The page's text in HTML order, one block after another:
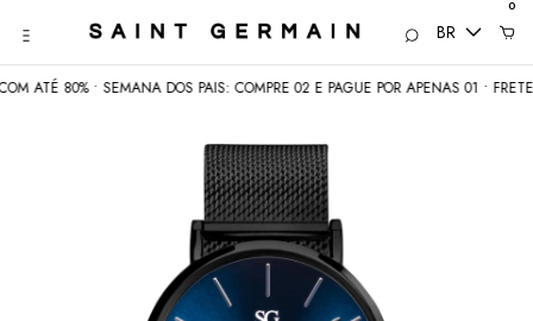
BR
0
80% • SEMANA DOS PAIS: COMPRE 02 E PAGUE POR APENAS 01 • FRETE